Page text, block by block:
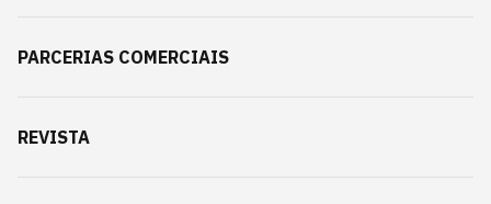
PARCERIAS COMERCIAIS
REVISTA